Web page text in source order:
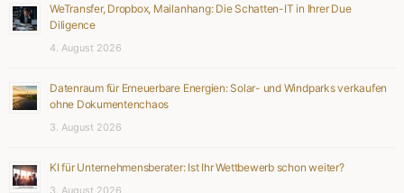
WeTransfer, Dropbox, Mailanhang: Die Schatten-IT in Ihrer Due
Diligence
4. August 2026
Datenraum für Erneuerbare Energien: Solar- und Windparks verkaufen
ohne Dokumentenchaos
3. August 2026
KI für Unternehmensberater: Ist Ihr Wettbewerb schon weiter?
3. August 2026